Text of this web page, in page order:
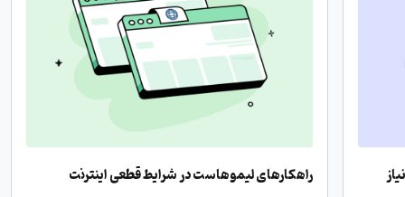
راهکارهای لیموهاست در شرایط قطعی اینترنت